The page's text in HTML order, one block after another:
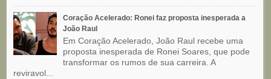
Coração Acelerado: Ronei faz proposta inesperada a
João Raul
Em Coração Acelerado, João Raul recebe uma
proposta inesperada de Ronei Soares, que pode
transformar os rumos de sua carreira. A
reviravol...